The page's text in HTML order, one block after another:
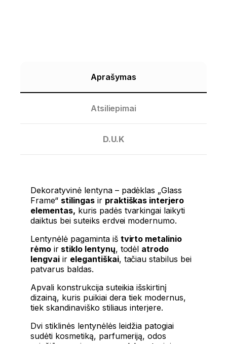
Aprašymas
Atsiliepimai
D.U.K
Dekoratyvinė lentyna– padėklas „Glass
Frame“ stilingasir praktiškas interjero
elementas, kuris padės tvarkingai laikyti
daiktus bei suteiks erdvei modernumo.
Lentynėlė pagaminta iš tvirto metalinio
rėmoirstiklo lentynų, todėl atrodo
lengvaiir elegantiškai, tačiau stabilus bei
patvarus baldas.
Apvali konstrukcija suteikia išskirtinį
dizainą, kuris puikiai dera tiek modernus,
tiek skandinaviško stiliaus interjere.
Dvi stiklinės lentynėlės leidžia patogiai
sudėti kosmetiką, parfumeriją, odos